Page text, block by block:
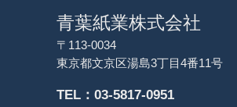
青葉紙業株式会社
〒113-0034
東京都文京区湯島3丁目4番11号
TEL：03-5817-0951